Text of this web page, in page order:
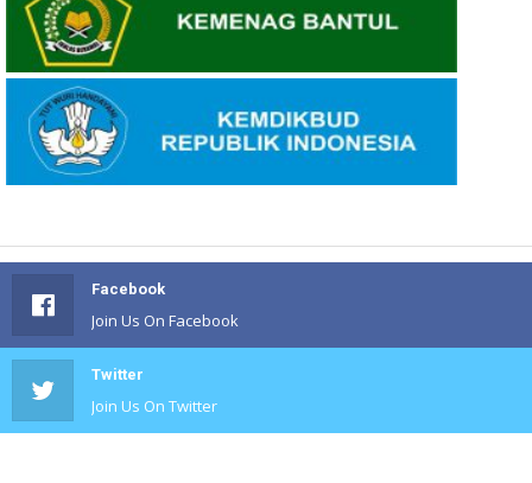
Facebook
Join Us On Facebook
Twitter
Join Us On Twitter